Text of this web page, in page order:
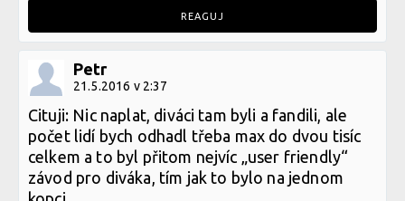
REAGUJ
Petr
21.5.2016 v 2:37
Cituji: Nic naplat, diváci tam byli a fandili, ale
počet lidí bych odhadl třeba max do dvou tisíc
celkem a to byl přitom nejvíc „user friendly“
závod pro diváka, tím jak to bylo na jednom